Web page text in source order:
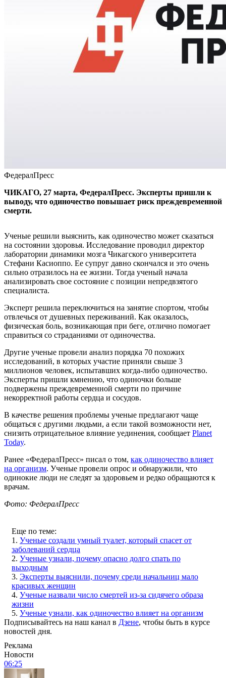
ФедералПресс
ЧИКАГО, 27 марта, ФедералПресс. Эксперты пришли к
выводу, что одиночество повышает риск преждевременной
смерти.
Ученые решили выяснить, как одиночество может сказаться
на состоянии здоровья. Исследование проводил директор
лаборатории динамики мозга Чикагского университета
Стефани Касиоппо. Ее супруг давно скончался и это очень
сильно отразилось на ее жизни. Тогда ученый начала
анализировать свое состояние с позиции непредвзятого
специалиста.
Эксперт решила переключиться на занятие спортом, чтобы
отвлечься от душевных переживаний. Как оказалось,
физическая боль, возникающая при беге, отлично помогает
справиться со страданиями от одиночества.
Другие ученые провели анализ порядка 70 похожих
исследований, в которых участие приняли свыше 3
миллионов человек, испытавших когда-либо одиночество.
Эксперты пришли кмнению, что одиночки больше
подвержены преждевременной смерти по причине
некорректной работы сердца и сосудов.
В качестве решения проблемы ученые предлагают чаще
общаться с другими людьми, а если такой возможности нет,
снизить отрицательное влияние уединения, сообщает Planet
Today.
Ранее «ФедералПресс» писал о том, как одиночество влияет
на организм. Ученые провели опрос и обнаружили, что
одинокие люди не следят за здоровьем и редко обращаются к
врачам.
Фото: ФедералПресс
Еще по теме:
1. Ученые создали умный туалет, который спасет от
заболеваний сердца
2. Ученые узнали, почему опасно долго спать по
выходным
3. Эксперты выяснили, почему среди начальниц мало
красивых женщин
4. Ученые назвали число смертей из-за сидячего образа
жизни
5. Ученые узнали, как одиночество влияет на организм
Подписывайтесь на наш канал в Дзене, чтобы быть в курсе
новостей дня.
Реклама
Новости
06:25